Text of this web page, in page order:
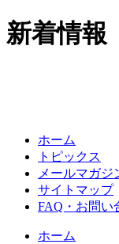
新着情報
ホーム
トピックス
メールマガジ
サイトマップ
FAQ・お問い
ホーム